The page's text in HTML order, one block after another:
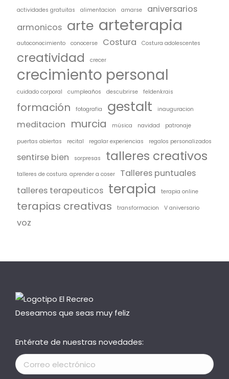
actividades gratuitas alimentacion amarse
aniversarios
armonicos arte arteterapia
autoconocimiento conocerse Costura Costura adolescentes
creatividad crecer
crecimiento personal
cuidado corporal cumpleaños descubrirse feldenkrais
formación fotografia gestalt inauguracion
meditacion murcia música navidad patronaje
puertas abiertas recital regalar experiencias regalos personalizados
sentirse bien sorpresas talleres creativos
talleres de costura. aprender a coser
Talleres puntuales
talleres terapeuticos terapia terapia online
terapias creativas transformacion V aniversario
voz
Deseamos que seas muy feliz
Entérate de nuestras novedades: